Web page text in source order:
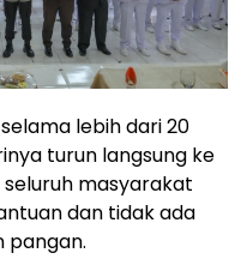
lebih dari 20
turun langsung ke
masyarakat
dan tidak ada
pangan.